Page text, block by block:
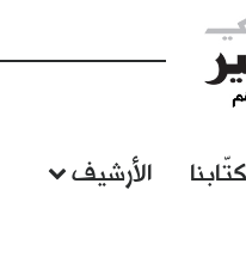
كتّابنا الأرشيف